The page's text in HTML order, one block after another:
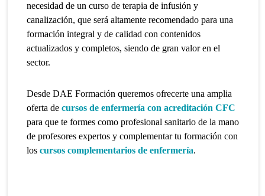
necesidad de un curso de terapia de infusión y
canalización, que será altamente recomendado para una
formación integral y de calidad con contenidos
actualizados y completos, siendo de gran valor en el
sector.
Desde DAE Formación queremos ofrecerte una amplia
oferta decursos de enfermería con acreditación CFC
para que te formes como profesional sanitario de la mano
de profesores expertos y complementar tu formación con
loscursos complementarios de enfermería.